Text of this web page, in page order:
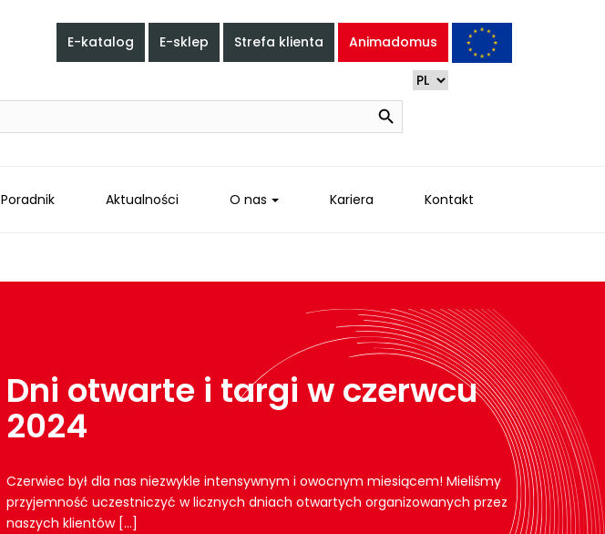
E-katalog E-sklep Strefa klienta Animadomus
Search Button
Poradnik Aktualności O nas Kariera Kontakt
Dni otwarte i targi w czerwcu
2024
Czerwiec był dla nas niezwykle intensywnym i owocnym miesiącem! Mieliśmy
przyjemność uczestniczyć w licznych dniach otwartych organizowanych przez
naszych klientów […]